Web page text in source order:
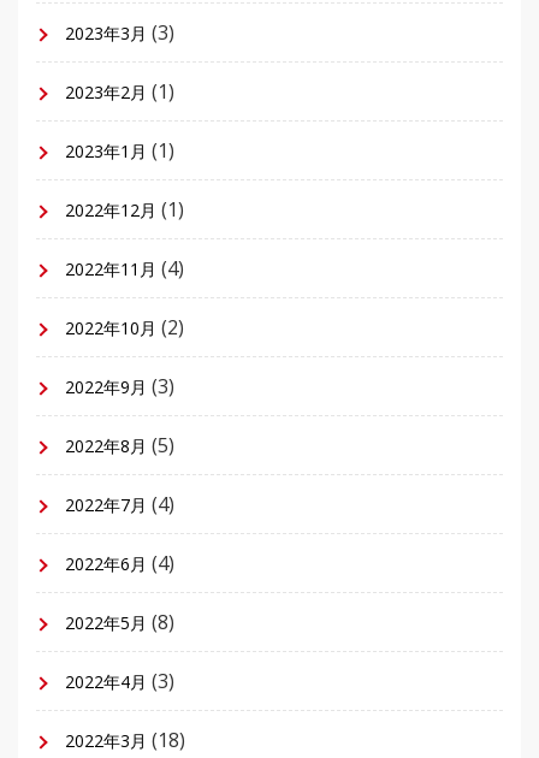
2023年3月 (3)
2023年2月 (1)
2023年1月 (1)
2022年12月 (1)
2022年11月 (4)
2022年10月 (2)
2022年9月 (3)
2022年8月 (5)
2022年7月 (4)
2022年6月 (4)
2022年5月 (8)
2022年4月 (3)
2022年3月 (18)